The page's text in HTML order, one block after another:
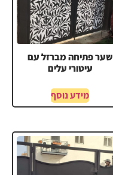
שער פתיחה מברזל עם
עיטורי עלים
מידע נוסף